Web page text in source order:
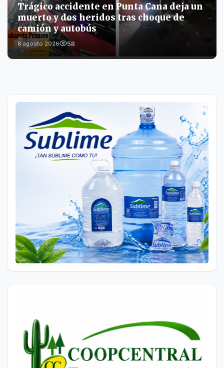
Trágico accidente en Punta Cana deja un
muerto y dos heridos tras choque de
camión y autobús
8 agosto 2026 58